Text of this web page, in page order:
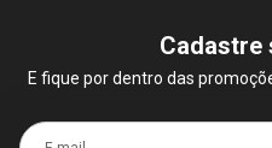
Cadastre
E fique por dentro das
E-mail